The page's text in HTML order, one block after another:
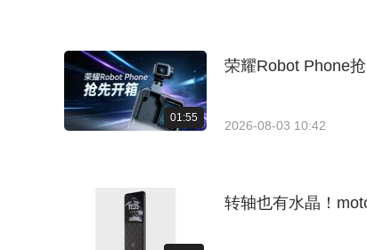
01:55
荣耀Robot Phone
2026-08-03 10:42
转轴也有水晶！